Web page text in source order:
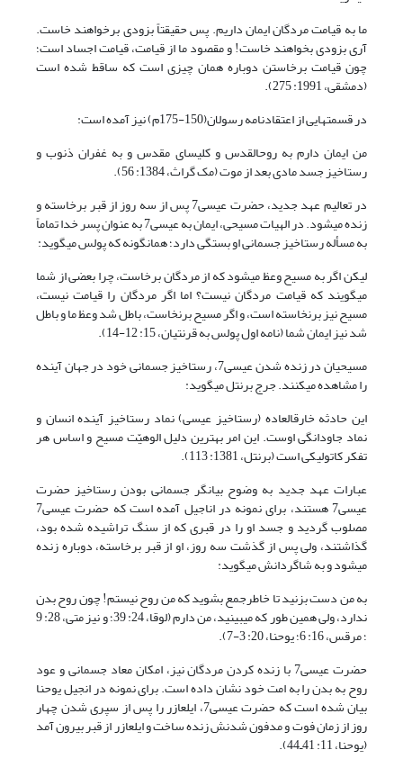
ما به قیامت مردگان ایمان داریم. پس حقیقتاً بزودی برخواهند خاست.
آری بزودی بخواهند خاست! و مقصود ما از قیامت، قیامت اجساد است؛
چون قیامت برخاستن دوباره همان چیزی است که ساقط شده است
(دمشقی، 1991: 275).
در قسمت‏هایی از اعتقادنامه رسولان(150-175م) نیز آمده است:
من ایمان دارم به روح‏القدس و کلیسای مقدس و به غفران ذنوب و
رستاخیز جسد مادی بعد از موت (مک گراث، 1384: 56).
در تعالیم عهد جدید، حضرت عیسی7 پس از سه روز از قبر برخاسته و
زنده می‏شود. در الهیات مسیحی، ایمان به عیسی7 به عنوان پسر خدا تماماً
به مسأله رستاخیز جسمانی او بستگی دارد؛ همان‏گونه که پولس می‏گوید:
لیکن اگر به مسیح وعظ می‏شود که از مردگان برخاست، چرا بعضی از شما
می‏گویند که قیامت مردگان نیست؟ اما اگر مردگان را قیامت نیست،
مسیح نیز برنخاسته است، و اگر مسیح برنخاست، باطل شد وعظ ما و باطل
شد نیز ایمان شما (نامه اول پولس به قرنتیان، 15: 12-14).
مسیحیان در زنده شدن عیسی7، رستاخیز جسمانی خود در جهان آینده
را مشاهده می‏کنند. جرج برنتل می‏گوید:
این حادثه خارق‏العاده (رستاخیز عیسی) نماد رستاخیز آینده انسان و
نماد جاودانگی اوست. این امر بهترین دلیل الوهیّت مسیح و اساس هر
تفکر کاتولیکی است (برنتل، 1381: 113).
عبارات عهد جدید به وضوح بیان‏گر جسمانی بودن رستاخیز حضرت
عیسی7 هستند، برای نمونه در اناجیل آمده است که حضرت عیسی7
مصلوب گردید و جسد او را در قبری که از سنگ تراشیده شده بود،
گذاشتند، ولی پس از گذشت سه روز، او از قبر برخاسته، دوباره زنده
می‏شود و به شاگردانش می‏گوید:
به من دست بزنید تا خاطرجمع بشوید که من روح نیستم! چون روح بدن
ندارد، ولی همین طور که می‏بینید، من دارم (لوقا، 24: 39؛ و نیز متی، 28: 9
؛ مرقس، 16: 6؛ یوحنا، 20: 3-7).
حضرت عیسی7 با زنده کردن مردگان نیز، امکان معاد جسمانی و عود
روح به بدن را به امت خود نشان داده است. برای نمونه در انجیل یوحنا
بیان شده است که حضرت عیسی7، ایلعازر را پس از سپری شدن چهار
روز از زمان فوت و مدفون شدنش زنده ساخت و ایلعازر از قبر بیرون آمد
(یوحنا، 11: 41ـ44).